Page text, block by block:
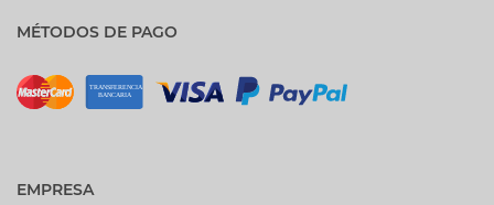
MÉTODOS DE PAGO
EMPRESA